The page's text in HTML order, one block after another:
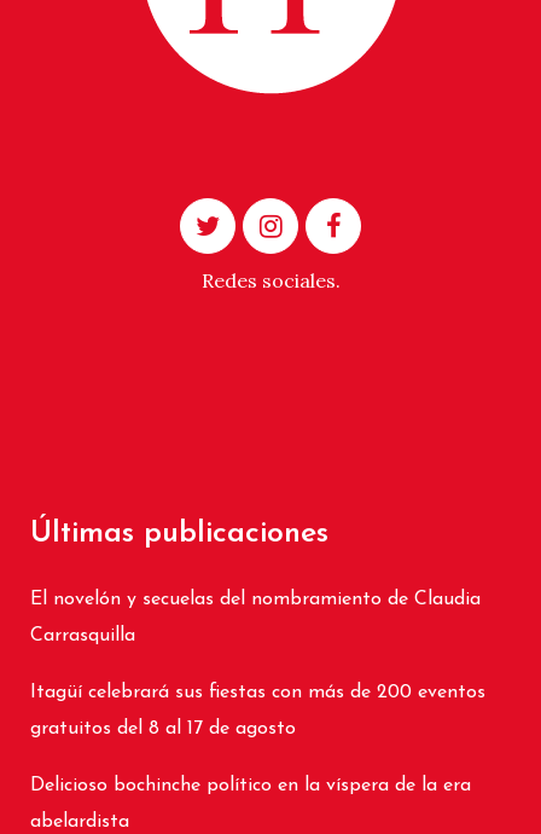
Redes sociales.
Últimas publicaciones
El novelón y secuelas del nombramiento de Claudia
Carrasquilla
Itagüí celebrará sus fiestas con más de 200 eventos
gratuitos del 8 al 17 de agosto
Delicioso bochinche político en la víspera de la era
abelardista